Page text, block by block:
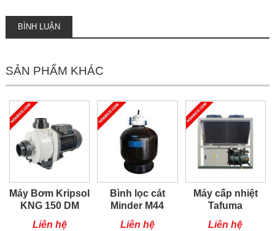
BÌNH LUẬN
SẢN PHẨM KHÁC
Máy Bơm Kripsol
KNG 150 DM
Liên hệ
Bình lọc cát
Minder M44
Liên hệ
Máy cấp nhiệt
Tafuma
TSQ100RP
Liên hệ